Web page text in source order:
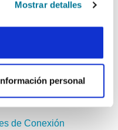
Mostrar detalles
personal
CAFÉ
de Conexión